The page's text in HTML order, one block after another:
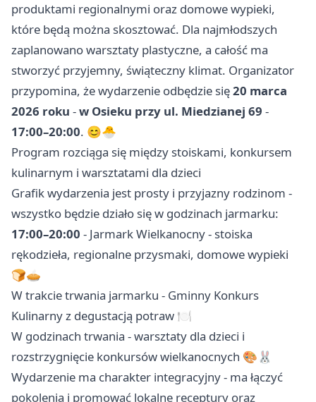
produktami regionalnymi oraz domowe wypieki,
które będą można skosztować. Dla najmłodszych
zaplanowano warsztaty plastyczne, a całość ma
stworzyć przyjemny, świąteczny klimat. Organizator
przypomina, że wydarzenie odbędzie się20 marca
2026 roku -w Osieku przy ul. Miedzianej 69 -
17:00–20:00. 😊🐣
Program rozciąga się między stoiskami, konkursem
kulinarnym i warsztatami dla dzieci
Grafik wydarzenia jest prosty i przyjazny rodzinom -
wszystko będzie działo się w godzinach jarmarku:
17:00–20:00 - Jarmark Wielkanocny - stoiska
rękodzieła, regionalne przysmaki, domowe wypieki
🍞🥧
W trakcie trwania jarmarku - Gminny Konkurs
Kulinarny z degustacją potraw 🍽️
W godzinach trwania - warsztaty dla dzieci i
rozstrzygnięcie konkursów wielkanocnych 🎨🐰
Wydarzenie ma charakter integracyjny - ma łączyć
pokolenia i promować lokalne receptury oraz